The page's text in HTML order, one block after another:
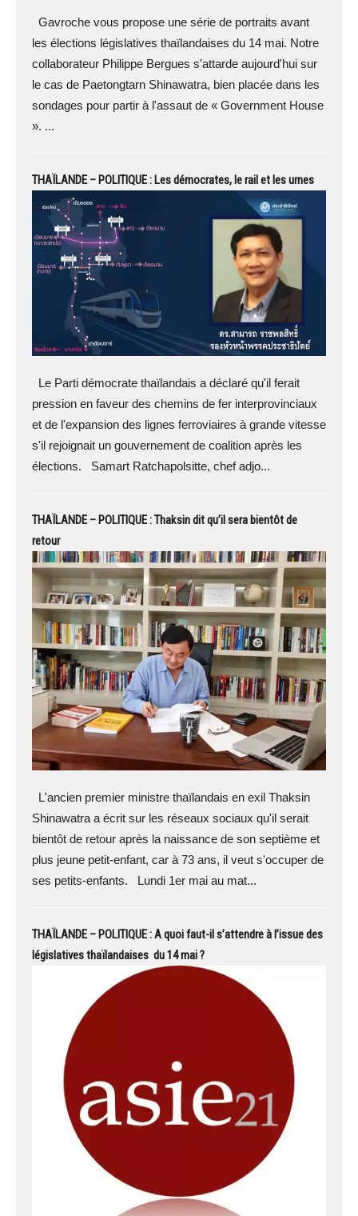
Gavroche vous propose une série de portraits avant
les élections législatives thaïlandaises du 14 mai. Notre
collaborateur Philippe Bergues s'attarde aujourd'hui sur
le cas de Paetongtarn Shinawatra, bien placée dans les
sondages pour partir à l'assaut de « Government House
». ...
THAÏLANDE – POLITIQUE : Les démocrates, le rail et les urnes
Le Parti démocrate thaïlandais a déclaré qu'il ferait
pression en faveur des chemins de fer interprovinciaux
et de l'expansion des lignes ferroviaires à grande vitesse
s'il rejoignait un gouvernement de coalition après les
élections. Samart Ratchapolsitte, chef adjo...
THAÏLANDE – POLITIQUE : Thaksin dit qu’il sera bientôt de
retour
L'ancien premier ministre thaïlandais en exil Thaksin
Shinawatra a écrit sur les réseaux sociaux qu'il serait
bientôt de retour après la naissance de son septième et
plus jeune petit-enfant, car à 73 ans, il veut s'occuper de
ses petits-enfants. Lundi 1er mai au mat...
THAÏLANDE – POLITIQUE : A quoi faut-il s’attendre à l’issue des
législatives thaïlandaises du 14 mai ?